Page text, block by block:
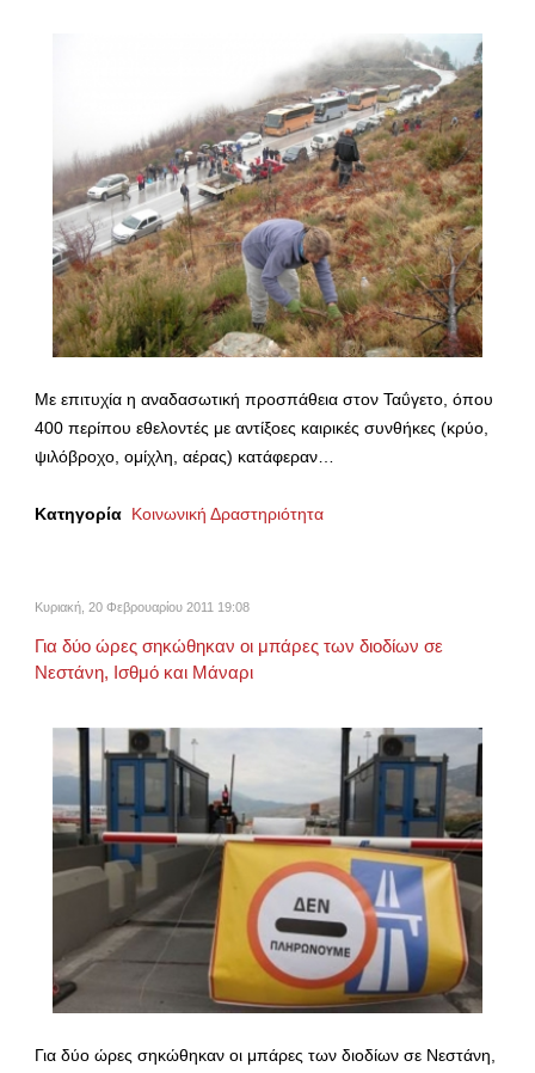
Με επιτυχία η αναδασωτική προσπάθεια στον Ταΰγετο, όπου
400 περίπου εθελοντές με αντίξοες καιρικές συνθήκες (κρύο,
ψιλόβροχο, ομίχλη, αέρας) κατάφεραν…
Κατηγορία Κοινωνική Δραστηριότητα
Κυριακή, 20 Φεβρουαρίου 2011 19:08
Για δύο ώρες σηκώθηκαν οι μπάρες των διοδίων σε
Νεστάνη, Ισθμό και Μάναρι
Για δύο ώρες σηκώθηκαν οι μπάρες των διοδίων σε Νεστάνη,